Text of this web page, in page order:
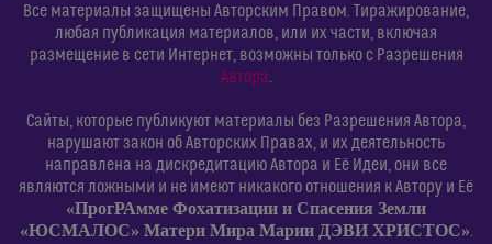
Все материалы защищены Авторским Правом. Тиражирование,
любая публикация материалов, или их части, включая
размещение в сети Интернет, возможны только с Разрешения
Автора.
Сайты, которые публикуют материалы без Разрешения Автора,
нарушают закон об Авторских Правах, и их деятельность
направлена на дискредитацию Автора и Её Идеи, они все
являются ложными и не имеют никакого отношения к Автору и Её
«ПрогРАмме Фохатизации и Спасения Земли
«ЮСМАЛОС» Матери Мира Марии ДЭВИ ХРИСТОС».